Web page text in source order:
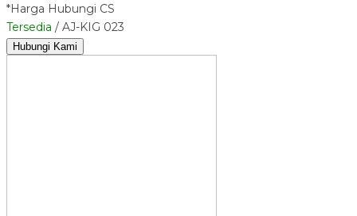
*Harga Hubungi CS
Tersedia / AJ-KIG 023
Hubungi Kami